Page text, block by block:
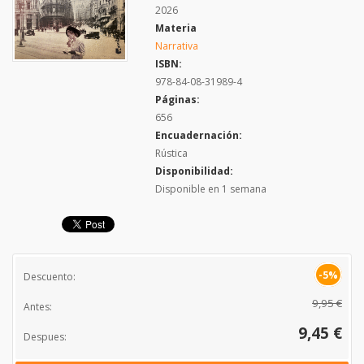
2026
Materia
Narrativa
ISBN:
978-84-08-31989-4
Páginas:
656
Encuadernación:
Rústica
Disponibilidad:
Disponible en 1 semana
Descuento: -5%
Antes: 9,95 €
Despues: 9,45 €